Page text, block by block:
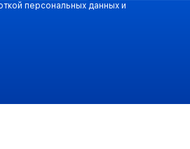
персональных данных и